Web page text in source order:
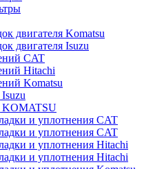
двигателя Komatsu
двигателя Isuzu
CAT
Hitachi
Komatsu
и уплотнения CAT
и уплотнения CAT
и уплотнения Hitachi
и уплотнения Hitachi